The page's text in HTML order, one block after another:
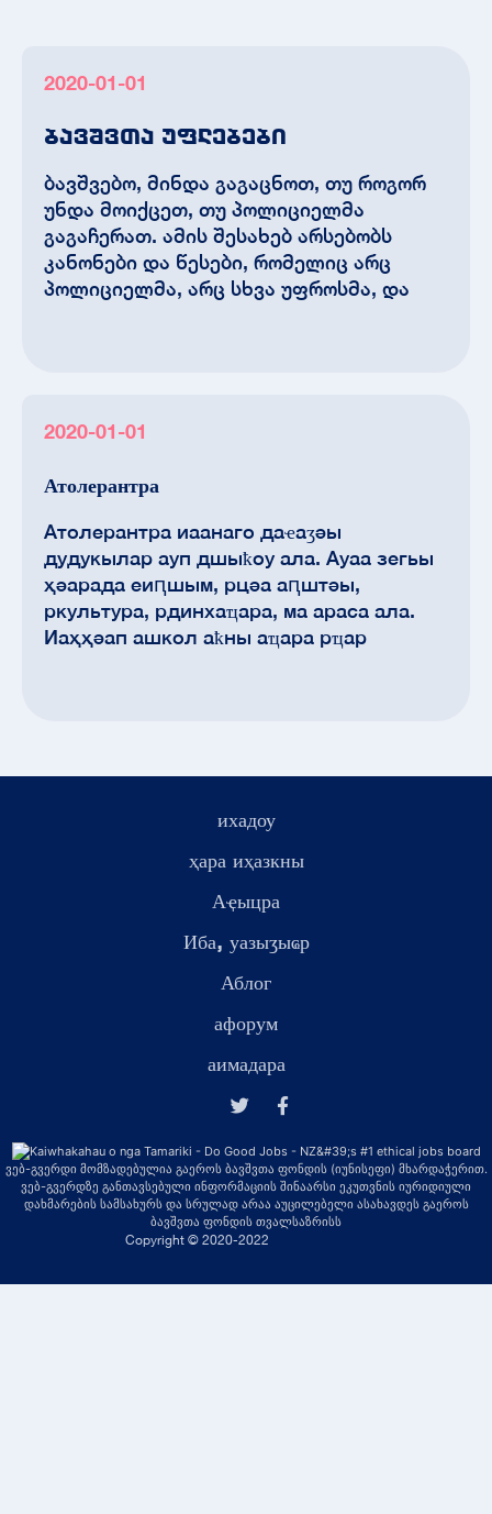
2020-01-01
ბავშვთა უფლებები
ბავშვებო, მინდა გაგაცნოთ, თუ როგორ
უნდა მოიქცეთ, თუ პოლიციელმა
გაგაჩერათ. ამის შესახებ არსებობს
კანონები და წესები, რომელიც არც
პოლიციელმა, არც სხვა უფროსმა, და
2020-01-01
Атолерантра
Атолерантра иаанаго даҽаӡәы
дудукылар ауп дшыҟоу ала. Ауаа зегьы
ҳәарада еиԥшым, рцәа аԥштәы,
ркультура, рдинхаҵара, ма араса ала.
Иаҳҳәап ашкол аҟны аҵара рҵар
ихадоу
ҳара иҳазкны
Аҿыцра
Иба, уазыӡыҩр
Аблог
афорум
аимадара
ვებ-გვერდი მომზადებულია გაეროს ბავშვთა ფონდის (იუნისეფი) მხარდაჭერით.
ვებ-გვერდზე განთავსებული ინფორმაციის შინაარსი ეკუთვნის იურიდიული
დახმარების სამსახურს და სრულად არაა აუცილებელი ასახავდეს გაეროს
ბავშვთა ფონდის თვალსაზრისს
Copyright © 2020-2022